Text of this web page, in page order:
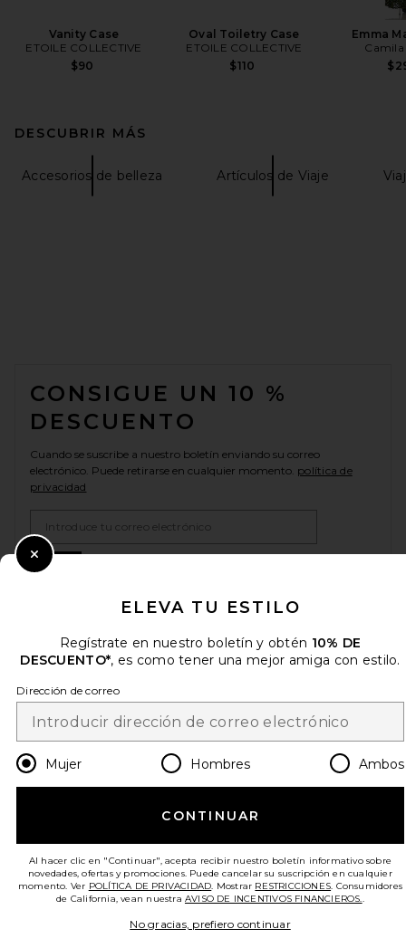
Vanity Case
ETOILE COLLECTIVE
$90
Oval Toiletry Case
ETOILE COLLECTIVE
$110
Emma
Camila
DESCUBRIR MÁS
Accesorios de belleza Artículos de Viaje
CONSIGUE UN 10 %
DESCUENTO
Cuando se suscribe a nuestro boletín enviando su correo
electrónico. Puede retirarse en cualquier momento. política de
privacidad
Change Country Regions
es USD
¡AYÚDANOS A MEJORAR!
Haz una breve encuesta sobre la visita de hoy.¡Vamos!
© EMINENT, INC. (UNA EMPRESA DEL GRUPO REVOLVE). SE RESERVA TODOS
LOS DERECHOS.
ELEVA TU ESTILO
Regístrate en nuestro boletín y obtén 10% DE
DESCUENTO*, es como tener una mejor amiga con estilo.
Dirección de correo
Mujer Hombres Ambos
CONTINUAR
Al hacer clic en "Continuar", acepta recibir nuestro boletín informativo sobre
novedades, ofertas y promociones. Puede cancelar su suscripción en cualquier
momento. Ver POLÍTICA DE PRIVACIDAD. Mostrar RESTRICCIONES. Consumidores
de California, vean nuestra AVISO DE INCENTIVOS FINANCIEROS..
No gracias, prefiero continuar
Close Modal